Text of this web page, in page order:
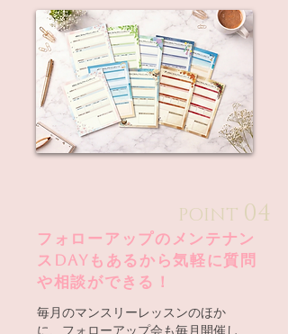
POINT 04
フォローアップのメンテナン
スDAYもあるから気軽に質問
や相談ができる！
毎月のマンスリーレッスンのほか
に、 フォローアップ会も毎月開催し